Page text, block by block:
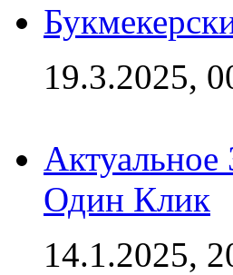
19.3.2025,
Один Клик
14.1.2025,